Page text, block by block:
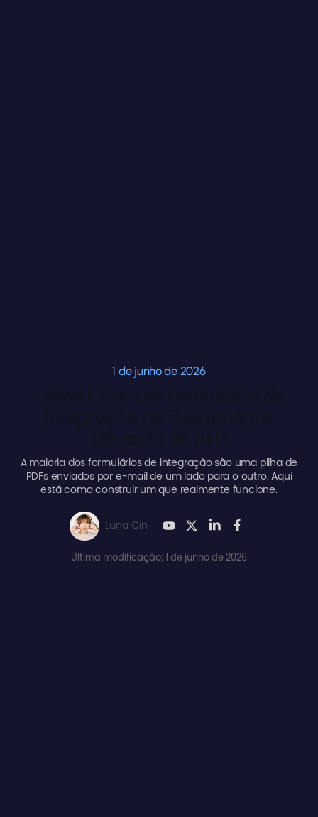
1 de junho de 2026
A maioria dos formulários de integração são uma pilha de
PDFs enviados por e-mail de um lado para o outro. Aqui
está como construir um que realmente funcione.
Luna Qin
Última modificação: 1 de junho de 2026